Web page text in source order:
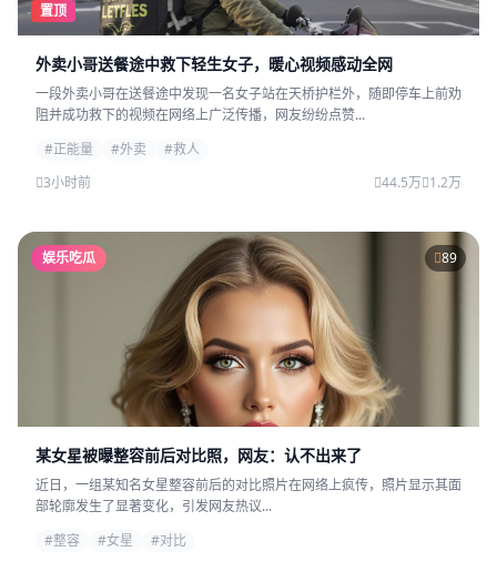
置顶
外卖小哥送餐途中救下轻生女子，暖心视频感动全网
一段外卖小哥在送餐途中发现一名女子站在天桥护栏外，随即停车上前劝
阻并成功救下的视频在网络上广泛传播，网友纷纷点赞...
#正能量
#外卖
#救人
3小时前
44.5万 1.2万
娱乐吃瓜 89
某女星被曝整容前后对比照，网友：认不出来了
近日，一组某知名女星整容前后的对比照片在网络上疯传，照片显示其面
部轮廓发生了显著变化，引发网友热议...
#整容
#女星
#对比